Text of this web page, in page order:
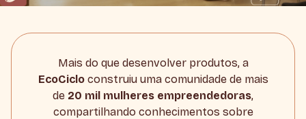
Mais do que desenvolver produtos, a
EcoCicloconstruiu uma comunidade de mais
de 20 mil mulheres empreendedoras,
compartilhando conhecimentos sobre